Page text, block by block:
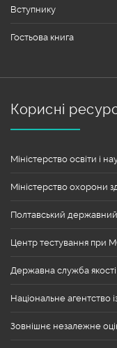
Вступнику
Гостьова книга
Корисні
Міністерство освіти і
Міністерство охорони
Полтавський
Центр тестування при
Державна служба якості
Національне агентство
Зовнішнє незалежне